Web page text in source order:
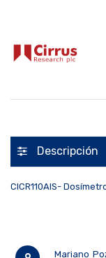
Descripción
CICR110AIS-
Mariano